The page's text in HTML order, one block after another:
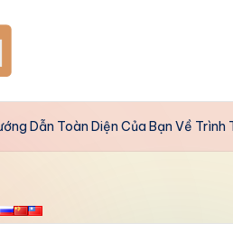
Dẫn Toàn Diện Của Bạn Về